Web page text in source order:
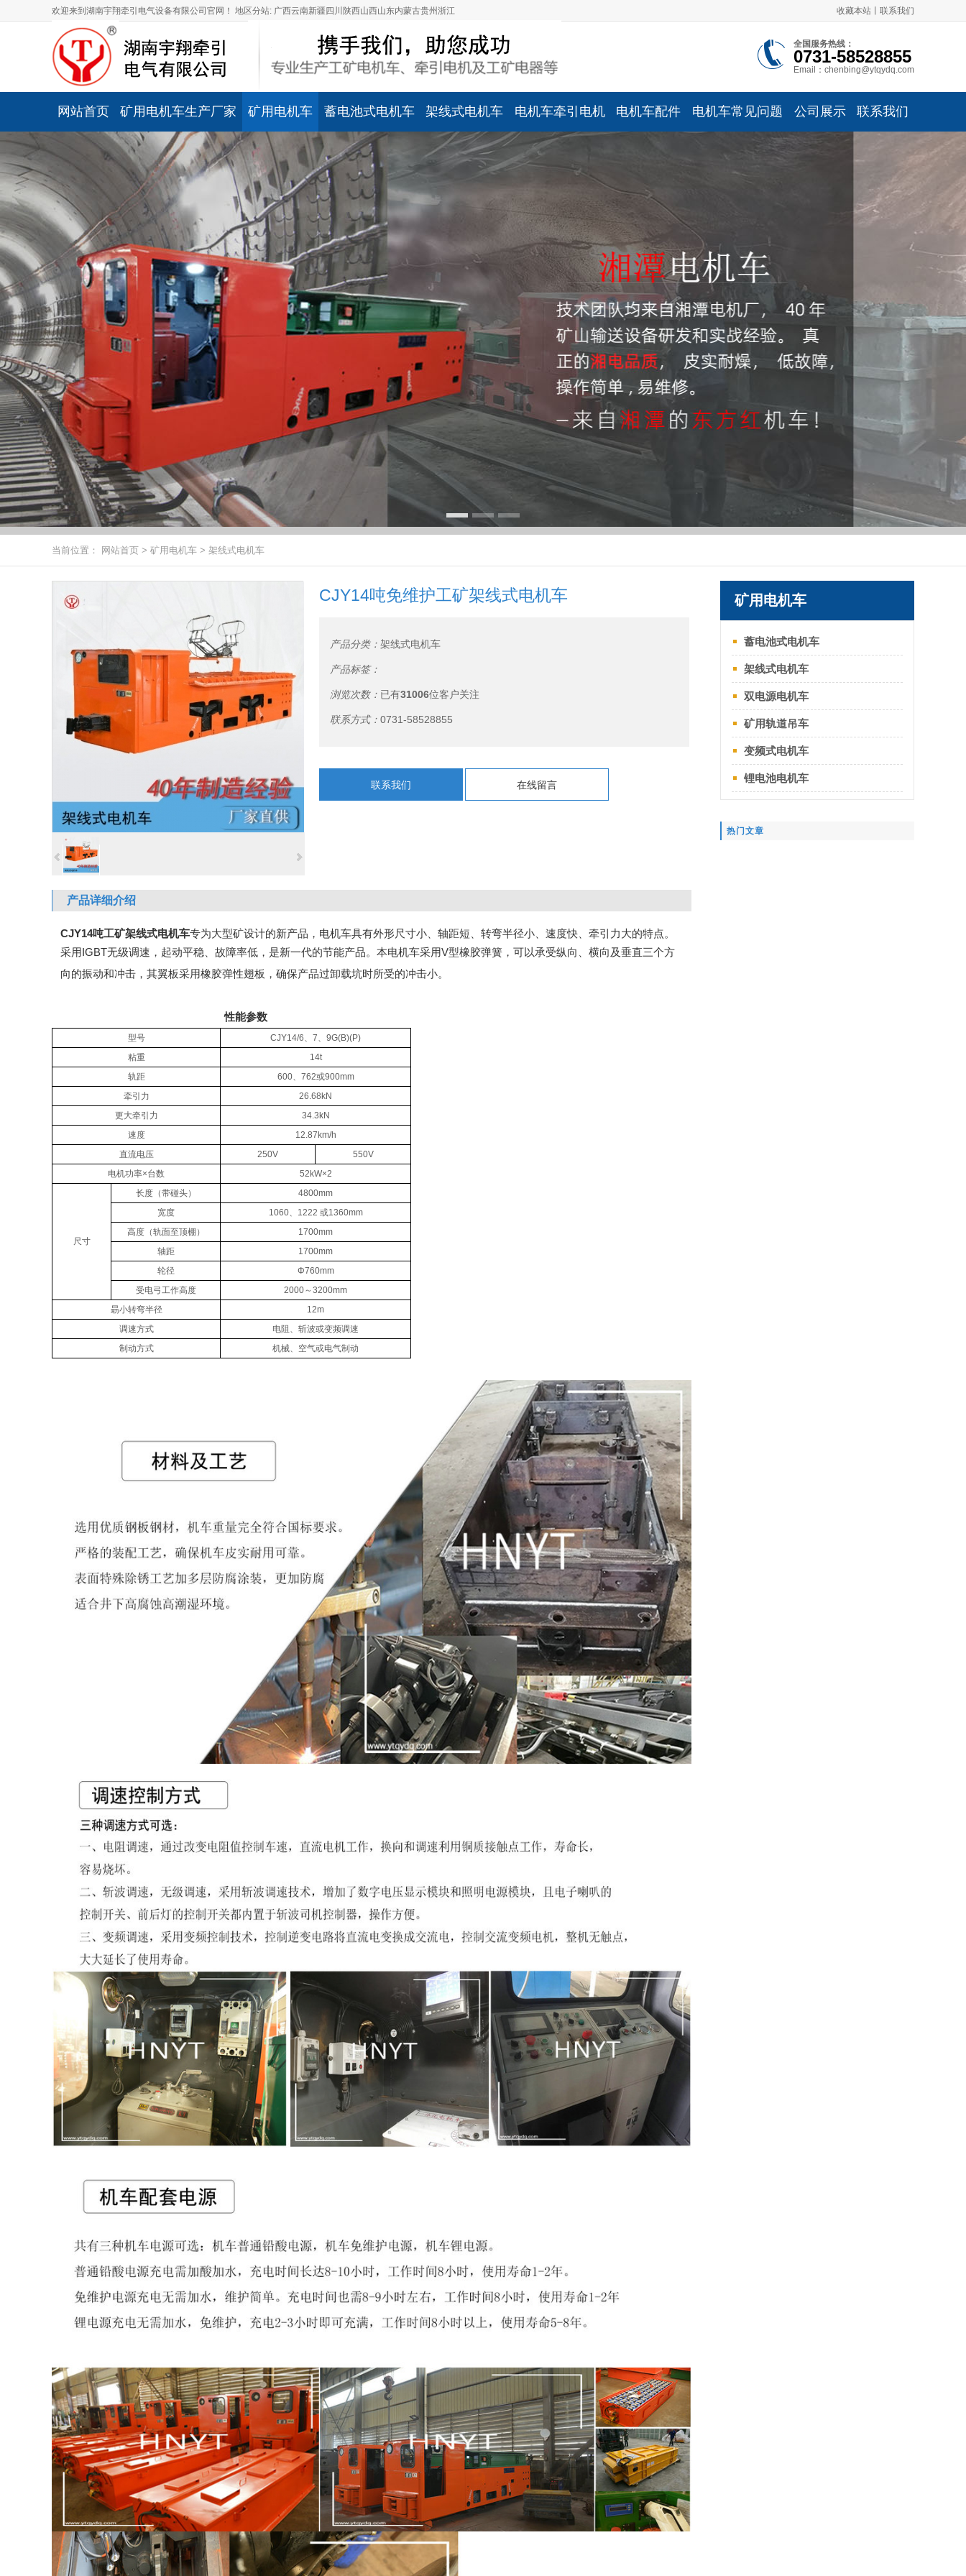
收藏本站 联系我们
欢迎来到湖南宇翔牵引电气设备有限公司官网！ 地区分站: 广西云南新疆 四川 陕西山西山东内蒙古贵州 浙江
全国服务热线：
0731-58528855
Email：chenbing@ytqydq.com
网站首页 矿用电机车生产厂家 矿用电机车 蓄电池式电机车 架线式电机车 电机车牵引电机 电机车配件 电机车常见问题 公司展示 联系我们
当前位置： 网站首页 > 矿用电机车 > 架线式电机车
CJY14吨免维护工矿架线式电机车
产品分类： 架线式电机车
产品标签：
浏览次数： 已有31006位客户关注
联系方式： 0731-58528855
联系我们 在线留言
产品详细介绍
CJY14吨工矿架线式电机车专为大型矿设计的新产品，电机车具有外形尺寸小、轴距短、转弯半径小、速度快、牵引力大的特点。
采用IGBT无级调速，起动平稳、故障率低，是新一代的节能产品。本电机车采用V型橡胶弹簧，可以承受纵向、横向及垂直三个方
向的振动和冲击，其翼板采用橡胶弹性翅板，确保产品过卸载坑时所受的冲击小。
性能参数
型号
CJY14/6、7、9G(B)(P)
粘重
14t
轨距
600、762或900mm
牵引力
26.68kN
更大牵引力
34.3kN
速度
12.87km/h
直流电压
250V
550V
电机功率×台数
52kW×2
尺寸
长度（带碰头）
4800mm
宽度
1060、1222 或1360mm
高度（轨面至顶棚）
1700mm
轴距
1700mm
轮径
Φ760mm
受电弓工作高度
2000～3200mm
朂小转弯半径
12m
调速方式
电阻、斩波或变频调速
制动方式
机械、空气或电气制动
矿用电机车
蓄电池式电机车
架线式电机车
双电源电机车
矿用轨道吊车
变频式电机车
锂电池电机车
热门文章